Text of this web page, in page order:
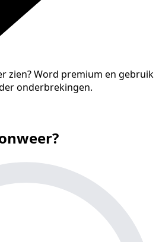
zien?Word premium en gebruik
onderbrekingen.